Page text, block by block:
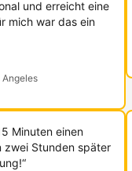
und erreicht eine
mich war das ein
Angeles
Minuten einen
zwei Stunden später